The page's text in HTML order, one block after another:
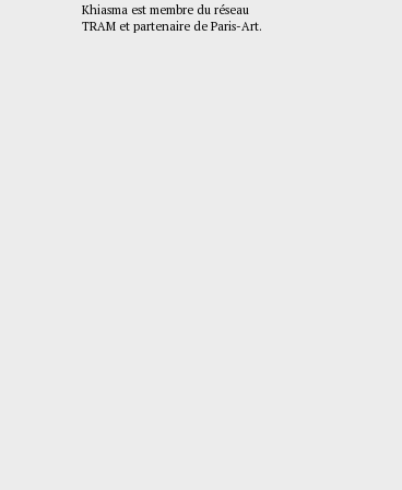
Khiasma est membre du réseau
TRAM et partenaire de Paris-Art.